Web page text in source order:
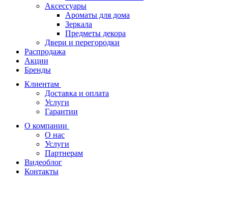
Аксессуары
Ароматы для дома
Зеркала
Предметы декора
Двери и перегородки
Распродажа
Акции
Бренды
Клиентам
Доставка и оплата
Услуги
Гарантии
О компании
О нас
Услуги
Партнерам
Видеоблог
Контакты